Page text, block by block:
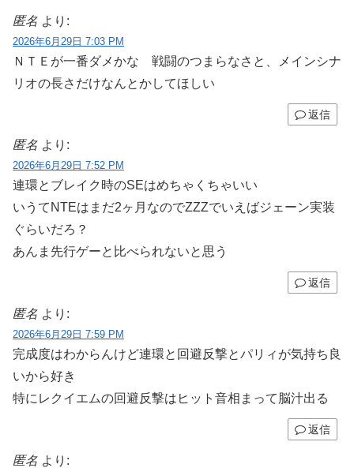
匿名 より:
2026年6月29日 7:03 PM
ＮＴＥが一番ダメかな 戦闘のつまらなさと、メインシナ
リオの長さだけなんとかしてほしい
返信
匿名 より:
2026年6月29日 7:52 PM
連環とブレイク時のSEはめちゃくちゃいい
いうてNTEはまだ2ヶ月なのでZZZでいえばジェーン実装
ぐらいだろ？
あんま先行ゲーと比べられないと思う
返信
匿名 より:
2026年6月29日 7:59 PM
完成度はわからんけど連環と回避反撃とパリィが気持ち良
いから好き
特にレクイエムの回避反撃はヒット音相まって脳汁出る
返信
匿名 より: